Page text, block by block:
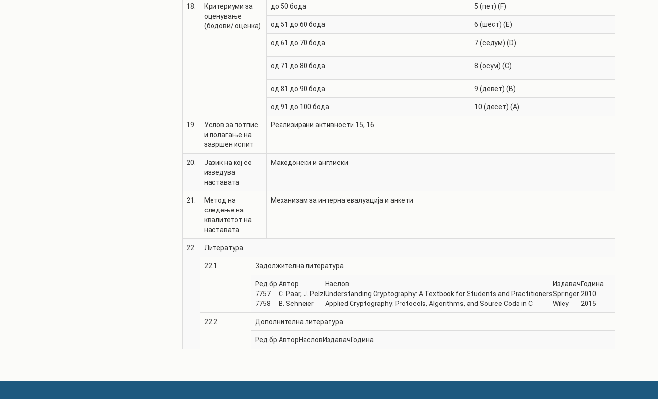
18.
Критериуми за
оценување
(бодови/ оценка)
до 50 бода 5 (пет) (F)
од 51 до 60 бода 6 (шест) (E)
од 61 до 70 бода 7 (седум) (D)
од 71 до 80 бода 8 (осум) (C)
од 81 до 90 бода 9 (девет) (B)
од 91 до 100 бода 10 (десет) (A)
19.
Услов за потпис
и полагање на
завршен испит
Реализирани активности 15, 16
20.
Јазик на кој се
изведува
наставата
Македонски и англиски
21.
Метод на
следење на
квалитетот на
наставата
Механизам за интерна евалуација и анкети
22. Литература
22.1. Задолжителна литература
Ред.бр. Автор Наслов ИздавачГодина
7757
C. Paar, J. Pelzl Understanding Cryptography: A Textbook for Students and PractitionersSpringer 2010
7758
B. Schneier Applied Cryptography: Protocols, Algorithms, and Source Code in C Wiley 2015
22.2. Дополнителна литература
Ред.бр. АвторНасловИздавачГодина